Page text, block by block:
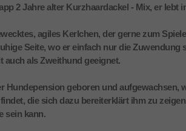
2 Jahre alter Kurzhaardackel - Mix, er lebt
agiles Kerlchen, der gerne zum
Seite, wo er einfach nur die
auch als Zweithund geeignet.
Hundepension geboren und
die sich dazu bereiterklärt ihm zu
sein kann.